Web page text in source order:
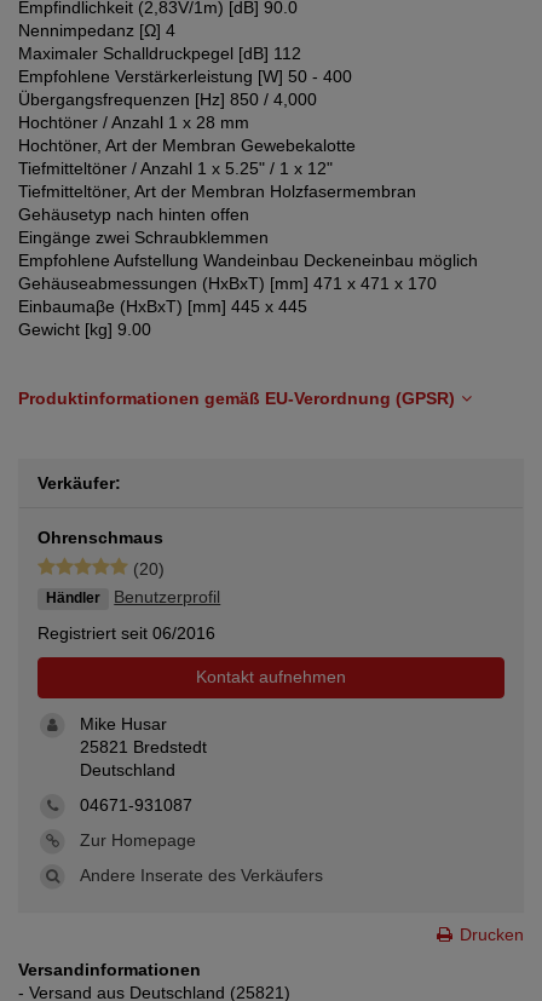
Empfindlichkeit (2,83V/1m) [dB] 90.0
Nennimpedanz [Ω] 4
Maximaler Schalldruckpegel [dB] 112
Empfohlene Verstärkerleistung [W] 50 - 400
Übergangsfrequenzen [Hz] 850 / 4,000
Hochtöner / Anzahl 1 x 28 mm
Hochtöner, Art der Membran Gewebekalotte
Tiefmitteltöner / Anzahl 1 x 5.25" / 1 x 12"
Tiefmitteltöner, Art der Membran Holzfasermembran
Gehäusetyp nach hinten offen
Eingänge zwei Schraubklemmen
Empfohlene Aufstellung Wandeinbau Deckeneinbau möglich
Gehäuseabmessungen (HxBxT) [mm] 471 x 471 x 170
Einbaumaβe (HxBxT) [mm] 445 x 445
Gewicht [kg] 9.00
Produktinformationen gemäß EU-Verordnung (GPSR)
Verkäufer:
Ohrenschmaus
(20)
Händler
Benutzerprofil
Registriert seit 06/2016
Kontakt aufnehmen
Mike Husar
25821 Bredstedt
Deutschland
04671-931087
Zur Homepage
Andere Inserate des Verkäufers
Drucken
Versandinformationen
- Versand aus Deutschland (25821)